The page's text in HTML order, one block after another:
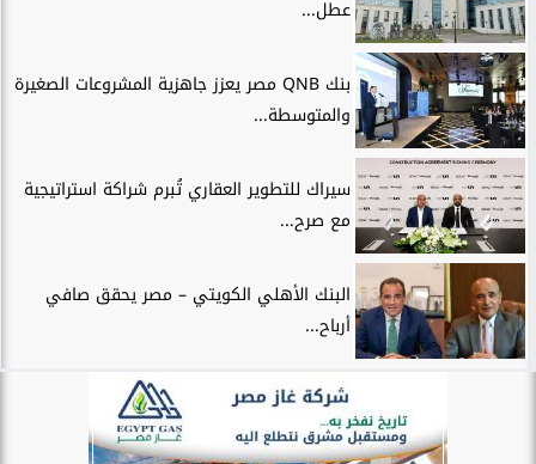
عطل...
بنك QNB مصر يعزز جاهزية المشروعات الصغيرة
والمتوسطة...
سيراك للتطوير العقاري تُبرم شراكة استراتيجية
مع صرح...
البنك الأهلي الكويتي – مصر يحقق صافي
أرباح...